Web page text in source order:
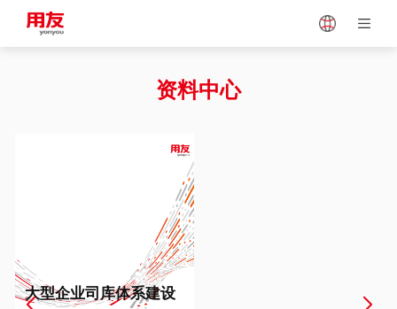
Vietnam
Europe
资料中心
大型企业司库体系建设